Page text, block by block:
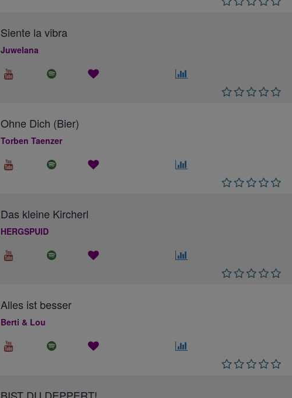
Siente la vibra
Juwelana
Ohne Dich (Bier)
Torben Taenzer
Das kleine Kircherl
HERGSPUID
Alles ist besser
Berti & Lou
BIST DU DEPPERT!